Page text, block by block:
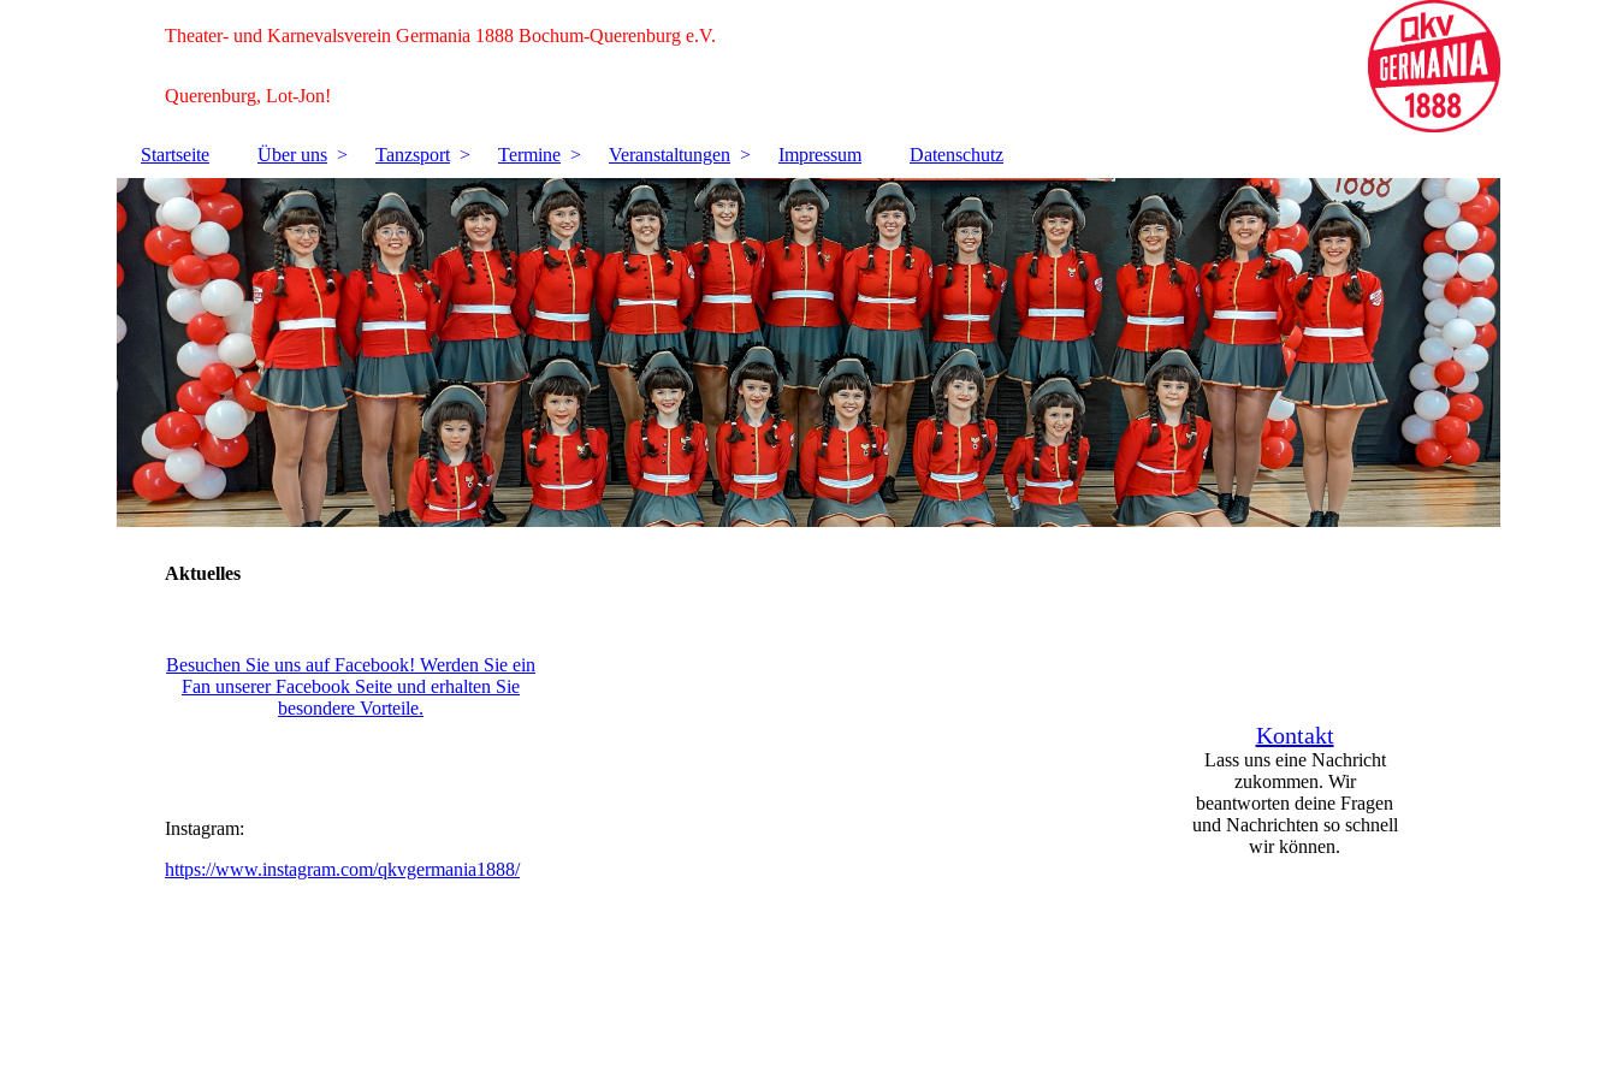
Theater- und Karnevalsverein Germania 1888 Bochum-Querenburg e.V.
Querenburg, Lot-Jon!
Startseite Über uns Tanzsport Termine Veranstaltungen Impressum Datenschutz
Aktuelles
Besuchen Sie uns auf Facebook! Werden Sie ein
Fan unserer Facebook Seite und erhalten Sie
besondere Vorteile.
Instagram:
https://www.instagram.com/qkvgermania1888/
Kontakt
Lass uns eine Nachricht
zukommen. Wir
beantworten deine Fragen
und Nachrichten so schnell
wir können.